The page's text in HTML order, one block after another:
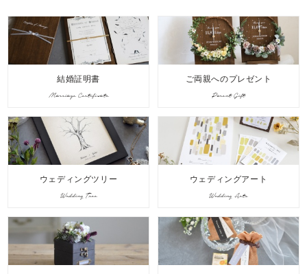
結婚証明書
Marriage Certificate
ご両親へのプレゼント
Parent Gift
ウェディングツリー
Wedding Tree
ウェディングアート
Wedding Arts